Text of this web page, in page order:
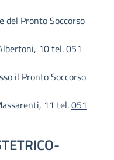
del Pronto Soccorso
10 tel.051
il Pronto Soccorso
11 tel.051